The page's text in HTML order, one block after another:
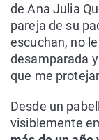
de Ana Julia
pareja de su
escuchan, no
desamparada
que me
Desde un
visiblemente